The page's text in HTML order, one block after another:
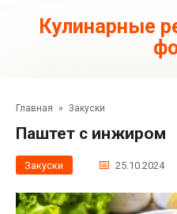
контентуКулинарные
Главная » Закуски
Паштет с инжиром
Закуски 25.10.2024